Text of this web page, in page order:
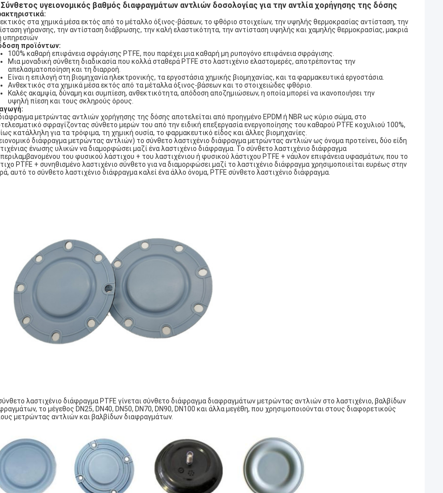
Σύνθετος υγειονομικός βαθμός διαφραγμάτων αντλιών δοσολογίας για την αντλία χορήγησης της δόσης
στα χημικά μέσα εκτός από το μέταλλο όξινος-βάσεων, το φθόριο στοιχείων, την υψηλής θερμοκρασίας αντίσταση, την
γήρανσης, την αντίσταση διάβρωσης, την καλή ελαστικότητα, την αντίσταση υψηλής και χαμηλής θερμοκρασίας, μακριά
υπηρεσιών
προϊόντων:
100% καθαρή επιφάνεια σφράγισης PTFE, που παρέχει μια καθαρή μη ρυπογόνο επιφάνεια σφράγισης.
Μια μοναδική σύνθετη διαδικασία που κολλά σταθερά PTFE στο λαστιχένιο ελαστομερές, αποτρέποντας την
απελασματοποίηση και τη διαρροή.
Είναι η επιλογή στη βιομηχανία ηλεκτρονικής, τα εργοστάσια χημικής βιομηχανίας, και τα φαρμακευτικά εργοστάσια.
Ανθεκτικός στα χημικά μέσα εκτός από τα μέταλλα όξινος-βάσεων και το στοιχειώδες φθόριο.
Καλές ακαμψία, δύναμη και συμπίεση, ανθεκτικότητα, απόδοση αποζημιώσεων, η οποία μπορεί να ικανοποιήσει την
υψηλή πίεση και τους σκληρούς όρους.
μετρώντας αντλιών χορήγησης της δόσης αποτελείται από προηγμένο EPDM ή NBR ως κύριο σώμα, στο
σφραγίζοντας σύνθετο μερών του από την ειδική επεξεργασία ενεργοποίησης του καθαρού PTFE κοχυλιού 100%,
κατάλληλη για τα τρόφιμα, τη χημική ουσία, το φαρμακευτικό είδος και άλλες βιομηχανίες.
διάφραγμα μετρώντας αντλιών) το σύνθετο λαστιχένιο διάφραγμα μετρώντας αντλιών ως όνομα προτείνει, δύο είδη
ένωσης υλικών να διαμορφώσει μαζί ένα λαστιχένιο διάφραγμα. Το σύνθετο λαστιχένιο διάφραγμα
του φυσικού λάστιχου + του λαστιχένιου ή φυσικού λάστιχου PTFE + νάυλον επιφάνεια υφασμάτων, που το
PTFE + συνηθισμένο λαστιχένιο σύνθετο για να διαμορφώσει μαζί το λαστιχένιο διάφραγμα χρησιμοποιείται ευρέως στην
αυτό το σύνθετο λαστιχένιο διάφραγμα καλεί ένα άλλο όνομα, PTFE σύνθετο λαστιχένιο διάφραγμα.
λαστιχένιο διάφραγμα PTFE γίνεται σύνθετο διάφραγμα διαφραγμάτων μετρώντας αντλιών στο λαστιχένιο, βαλβίδων
το μέγεθος DN25, DN40, DN50, DN70, DN90, DN100 και άλλα μεγέθη, που χρησιμοποιούνται στους διαφορετικούς
μετρώντας αντλιών και βαλβίδων διαφραγμάτων.